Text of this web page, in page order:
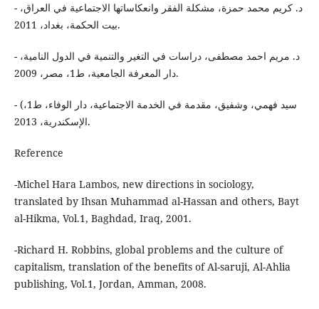
- د. كريم محمد حمزة، مشكلة الفقر وانعكاساتها الاجتماعية في العراق،
بيت الحكمة، بغداد، 2011.
- د. مريم احمد مصطفى، دراسات في التغير والتنمية في الدول النامية،
دار المعرفة الجامعية، ط1، مصر، 2009.
- (سيد فهمي، وشفيق، مقدمة في الخدمة الاجتماعية، دار الوفاء، ط1،
الإسكندرية، 2013.
Reference
-Michel Hara Lambos, new directions in sociology,
translated by Ihsan Muhammad al-Hassan and others, Bayt
al-Hikma, Vol.1, Baghdad, Iraq, 2001.
-Richard H. Robbins, global problems and the culture of
capitalism, translation of the benefits of Al-saruji, Al-Ahlia
publishing, Vol.1, Jordan, Amman, 2008.